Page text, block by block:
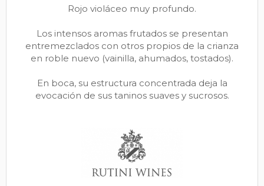
Rojo violáceo muy profundo.
Los intensos aromas frutados se presentan
entremezclados con otros propios de la crianza
en roble nuevo (vainilla, ahumados, tostados).
En boca, su estructura concentrada deja la
evocación de sus taninos suaves y sucrosos.